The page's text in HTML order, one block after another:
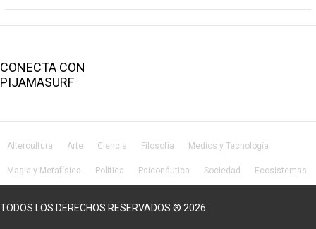
CONECTA CON
PIJAMASURF
Altercultura Arte Ciencia Filosofía Medios y Tecnología
Magia y Metafísica Política Psiconáutica Sociedad Ecosistemas
TODOS LOS DERECHOS RESERVADOS ® 2026